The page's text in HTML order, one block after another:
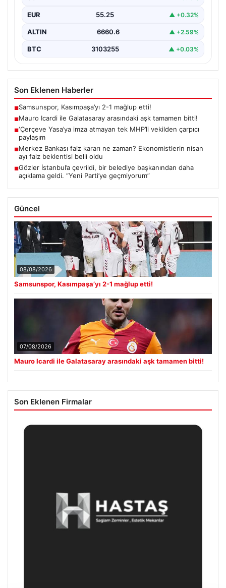
EUR 55.25 ▲ +0.32%
ALTIN 6660.6 ▲ +2.59%
BTC 3103255 ▲ +0.03%
Son Eklenen Haberler
■Samsunspor, Kasımpaşa’yı 2-1 mağlup etti!
■Mauro Icardi ile Galatasaray arasındaki aşk tamamen bitti!
■‘Çerçeve Yasa’ya imza atmayan tek MHP’li vekilden çarpıcı
paylaşım
■Merkez Bankası faiz kararı ne zaman? Ekonomistlerin nisan
ayı faiz beklentisi belli oldu
■Gözler İstanbul’a çevrildi, bir belediye başkanından daha
açıklama geldi. “Yeni Parti’ye geçmiyorum”
Güncel
08/08/2026
Samsunspor, Kasımpaşa’yı 2-1 mağlup etti!
07/08/2026
Mauro Icardi ile Galatasaray arasındaki aşk tamamen bitti!
Son Eklenen Firmalar